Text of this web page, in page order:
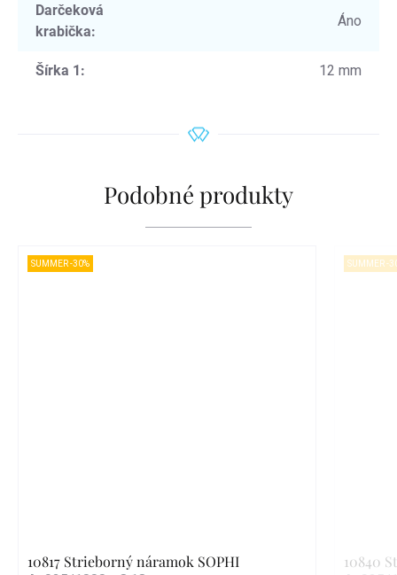
Darčeková
krabička:
Áno
Šírka 1: 12 mm
Podobné produkty
SUMMER -30%
10817 Strieborný náramok SOPHI
SUMMER -
10840